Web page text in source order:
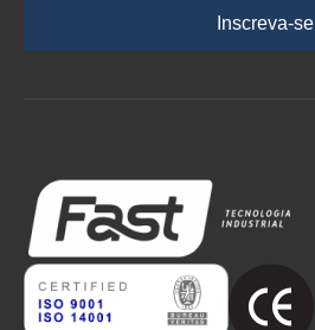
Inscreva-se